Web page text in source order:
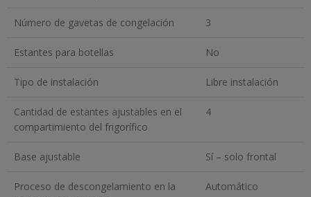
Número de gavetas de congelación 3
Estantes para botellas No
Tipo de instalación Libre instalación
Cantidad de estantes ajustables en el
compartimiento del frigorífico
4
Base ajustable Sí – solo frontal
Proceso de descongelamiento en la
Automático